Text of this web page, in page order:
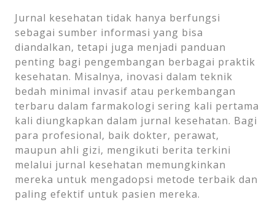
Jurnal kesehatan tidak hanya berfungsi
sebagai sumber informasi yang bisa
diandalkan, tetapi juga menjadi panduan
penting bagi pengembangan berbagai praktik
kesehatan. Misalnya, inovasi dalam teknik
bedah minimal invasif atau perkembangan
terbaru dalam farmakologi sering kali pertama
kali diungkapkan dalam jurnal kesehatan. Bagi
para profesional, baik dokter, perawat,
maupun ahli gizi, mengikuti berita terkini
melalui jurnal kesehatan memungkinkan
mereka untuk mengadopsi metode terbaik dan
paling efektif untuk pasien mereka.